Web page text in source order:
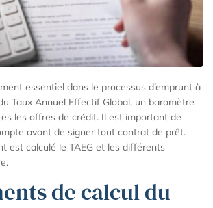
essentiel dans le processus d’emprunt à
Taux Annuel Effectif Global, un baromètre
les offres de crédit. Il est important de
avant de signer tout contrat de prêt.
est calculé le TAEG et les différents
de calcul du